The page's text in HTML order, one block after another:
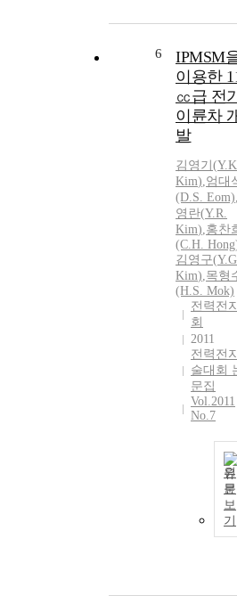
6
IPMSM
이용한
㏄급 전
이륜차
발
김영기 (Y.
Kim),엄대
(D.S. Eom)
영란(Y.R.
Kim),홍찬
(C.H.
김영구(Y.
Kim),목형
(H.S. Mok)
전력전
회
2011
전력전
술대회
문집
Vol.2011
No.7
원
문
보
기